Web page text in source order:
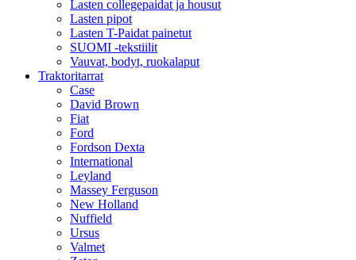
Lasten collegepaidat ja housut
Lasten pipot
Lasten T-Paidat painetut
SUOMI -tekstiilit
Vauvat, bodyt, ruokalaput
Traktoritarrat
Case
David Brown
Fiat
Ford
Fordson Dexta
International
Leyland
Massey Ferguson
New Holland
Nuffield
Ursus
Valmet